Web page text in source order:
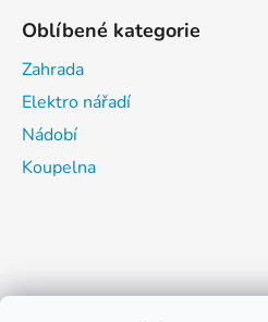
Oblíbené kategorie
Zahrada
Elektro nářadí
Nádobí
Koupelna